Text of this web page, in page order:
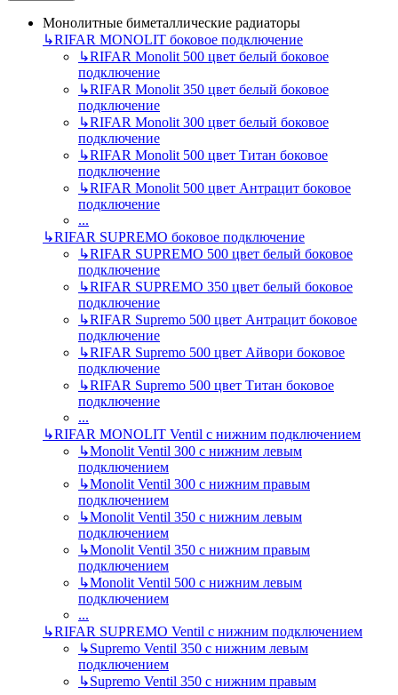
Монолитные биметаллические радиаторы
↳RIFAR MONOLIT боковое подключение
↳RIFAR Monolit 500 цвет белый боковое
подключение
↳RIFAR Monolit 350 цвет белый боковое
подключение
↳RIFAR Monolit 300 цвет белый боковое
подключение
↳RIFAR Monolit 500 цвет Титан боковое
подключение
↳RIFAR Monolit 500 цвет Антрацит боковое
подключение
...
↳RIFAR SUPREMO боковое подключение
↳RIFAR SUPREMO 500 цвет белый боковое
подключение
↳RIFAR SUPREMO 350 цвет белый боковое
подключение
↳RIFAR Supremo 500 цвет Антрацит боковое
подключение
↳RIFAR Supremo 500 цвет Айвори боковое
подключение
↳RIFAR Supremo 500 цвет Титан боковое
подключение
...
↳RIFAR MONOLIT Ventil с нижним подключением
↳Monolit Ventil 300 с нижним левым
подключением
↳Monolit Ventil 300 с нижним правым
подключением
↳Monolit Ventil 350 с нижним левым
подключением
↳Monolit Ventil 350 с нижним правым
подключением
↳Monolit Ventil 500 с нижним левым
подключением
...
↳RIFAR SUPREMO Ventil с нижним подключением
↳Supremo Ventil 350 с нижним левым
подключением
↳Supremo Ventil 350 с нижним правым